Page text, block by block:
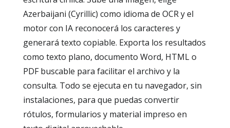
Azerbaijani (Cyrillic) como idioma de OCR y el
motor con IA reconocerá los caracteres y
generará texto copiable. Exporta los resultados
como texto plano, documento Word, HTML o
PDF buscable para facilitar el archivo y la
consulta. Todo se ejecuta en tu navegador, sin
instalaciones, para que puedas convertir
rótulos, formularios y material impreso en